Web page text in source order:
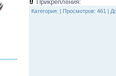
Прикрепления:
Категория: Просмотров: 461 |